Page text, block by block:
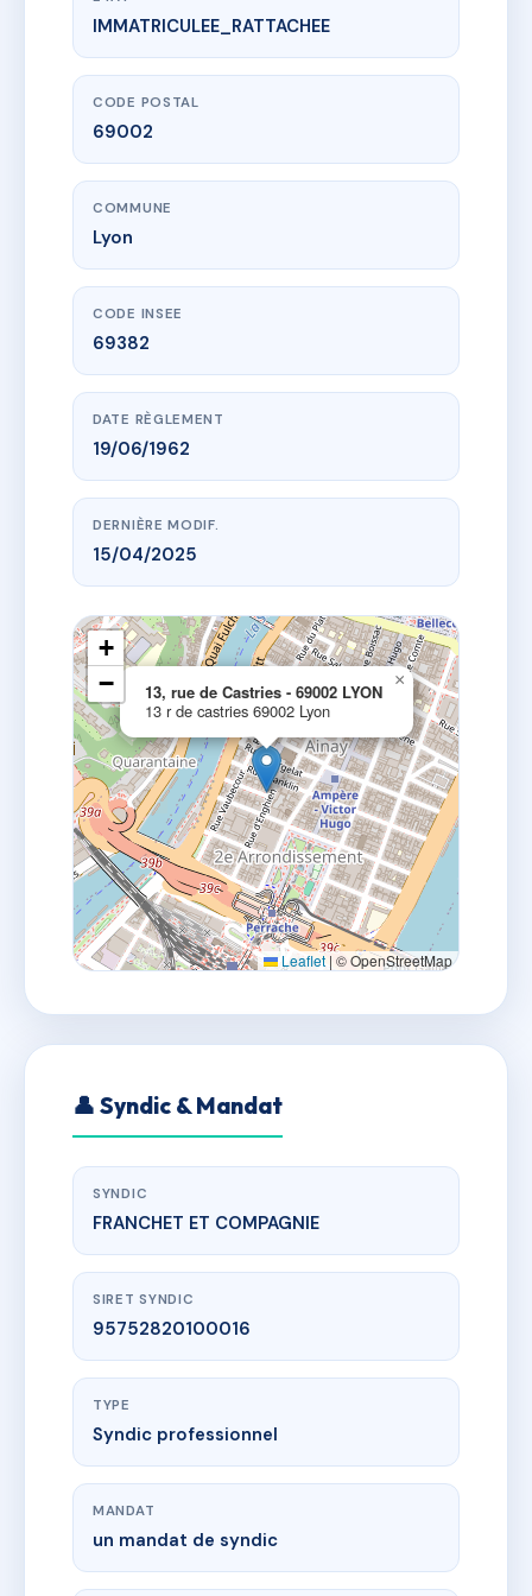
www.vme.plus/AA0010991
13, rue de Castries - 69002 LYON
13 r de castries
IMMATRICULEE_RATTACHEE
CODE POSTAL
69002
COMMUNE
Lyon
CODE INSEE
69382
DATE RÈGLEMENT
19/06/1962
DERNIÈRE MODIF.
15/04/2025
13, rue de Castries - 69002 LYON
13 r de castries 69002 Lyon
×
+
−
Leaflet | © OpenStreetMap
👤 Syndic & Mandat
SYNDIC
FRANCHET ET COMPAGNIE
SIRET SYNDIC
95752820100016
TYPE
Syndic professionnel
MANDAT
un mandat de syndic